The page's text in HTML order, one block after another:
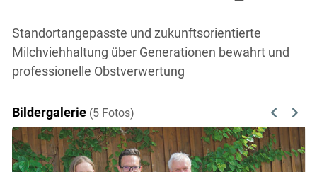
Standortangepasste und zukunftsorientierte
Milchviehhaltung über Generationen bewahrt und
professionelle Obstverwertung
Bildergalerie (5 Fotos) Previous
Next